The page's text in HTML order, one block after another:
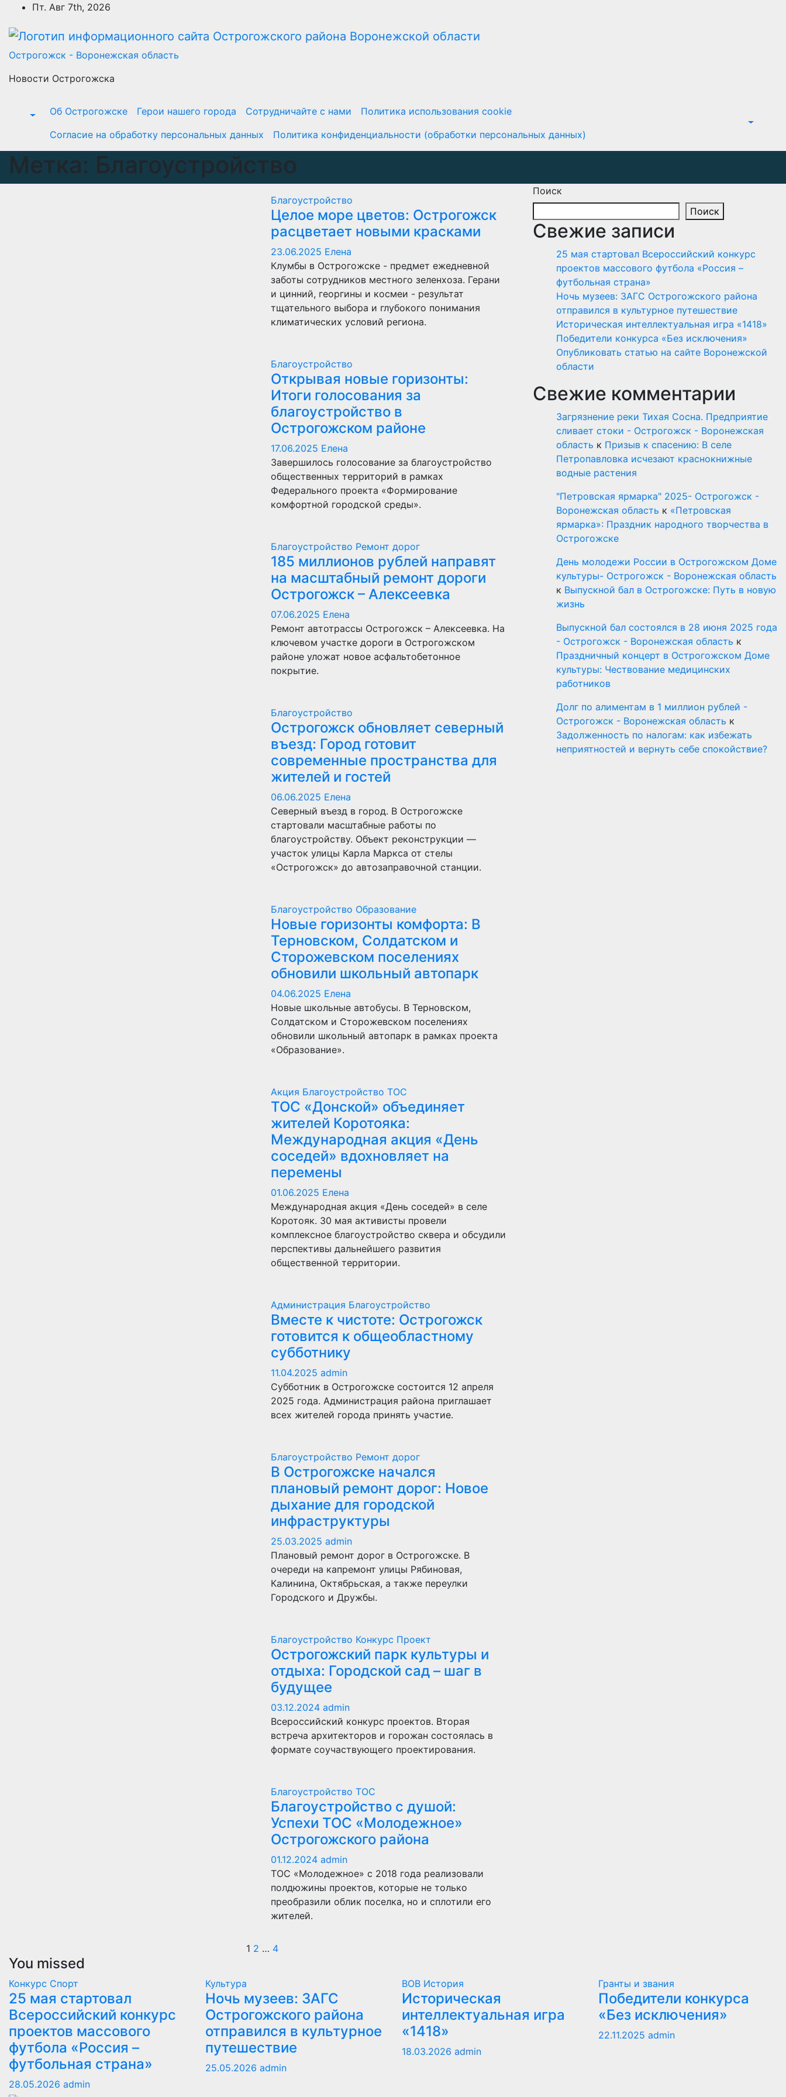
Перейти
содержимому
Пт. Авг 7th, 2026
Острогожск - Воронежская область
Новости Острогожска
Об Острогожске Герои нашего города Сотрудничайте с нами
Политика использования cookie
Согласие на обработку персональных данных
Политика конфиденциальности (обработки персональных данных)
Метка: Благоустройство
Благоустройство
Целое море цветов: Острогожск
расцветает новыми красками
23.06.2025 Елена
Клумбы в Острогожске - предмет ежедневной
заботы сотрудников местного зеленхоза. Герани
и цинний, георгины и космеи - результат
тщательного выбора и глубокого понимания
климатических условий региона.
Благоустройство
Открывая новые горизонты:
Итоги голосования за
благоустройство в
Острогожском районе
17.06.2025 Елена
Завершилось голосование за благоустройство
общественных территорий в рамках
Федерального проекта «Формирование
комфортной городской среды».
Благоустройство Ремонт дорог
185 миллионов рублей направят
на масштабный ремонт дороги
Острогожск – Алексеевка
07.06.2025 Елена
Ремонт автотрассы Острогожск – Алексеевка. На
ключевом участке дороги в Острогожском
районе уложат новое асфальтобетонное
покрытие.
Благоустройство
Острогожск обновляет северный
въезд: Город готовит
современные пространства для
жителей и гостей
06.06.2025 Елена
Северный въезд в город. В Острогожске
стартовали масштабные работы по
благоустройству. Объект реконструкции —
участок улицы Карла Маркса от стелы
«Острогожск» до автозаправочной станции.
Благоустройство Образование
Новые горизонты комфорта: В
Терновском, Солдатском и
Сторожевском поселениях
обновили школьный автопарк
04.06.2025 Елена
Новые школьные автобусы. В Терновском,
Солдатском и Сторожевском поселениях
обновили школьный автопарк в рамках проекта
«Образование».
Акция Благоустройство ТОС
ТОС «Донской» объединяет
жителей Коротояка:
Международная акция «День
соседей» вдохновляет на
перемены
01.06.2025 Елена
Международная акция «День соседей» в селе
Коротояк. 30 мая активисты провели
комплексное благоустройство сквера и обсудили
перспективы дальнейшего развития
общественной территории.
Администрация Благоустройство
Вместе к чистоте: Острогожск
готовится к общеобластному
субботнику
11.04.2025 admin
Субботник в Острогожске состоится 12 апреля
2025 года. Администрация района приглашает
всех жителей города принять участие.
Благоустройство Ремонт дорог
В Острогожске начался
плановый ремонт дорог: Новое
дыхание для городской
инфраструктуры
25.03.2025 admin
Плановый ремонт дорог в Острогожске. В
очереди на капремонт улицы Рябиновая,
Калинина, Октябрьская, а также переулки
Городского и Дружбы.
Благоустройство Конкурс Проект
Острогожский парк культуры и
отдыха: Городской сад – шаг в
будущее
03.12.2024 admin
Всероссийский конкурс проектов. Вторая
встреча архитекторов и горожан состоялась в
формате соучаствующего проектирования.
Благоустройство ТОС
Благоустройство с душой:
Успехи ТОС «Молодежное»
Острогожского района
01.12.2024 admin
ТОС «Молодежное» с 2018 года реализовали
полдюжины проектов, которые не только
преобразили облик поселка, но и сплотили его
жителей.
Пагинация
1 2 … 4
Поиск
Поиск
Свежие записи
25 мая стартовал Всероссийский конкурс
проектов массового футбола «Россия –
футбольная страна»
Ночь музеев: ЗАГС Острогожского района
отправился в культурное путешествие
Историческая интеллектуальная игра «1418»
Победители конкурса «Без исключения»
Опубликовать статью на сайте Воронежской
области
Свежие комментарии
Загрязнение реки Тихая Сосна. Предприятие
сливает стоки - Острогожск - Воронежская
область к Призыв к спасению: В селе
Петропавловка исчезают краснокнижные
водные растения
"Петровская ярмарка" 2025- Острогожск -
Воронежская область к «Петровская
ярмарка»: Праздник народного творчества в
Острогожске
День молодежи России в Острогожском Доме
культуры- Острогожск - Воронежская область
к Выпускной бал в Острогожске: Путь в новую
жизнь
Выпускной бал состоялся в 28 июня 2025 года
- Острогожск - Воронежская область к
Праздничный концерт в Острогожском Доме
культуры: Чествование медицинских
работников
Долг по алиментам в 1 миллион рублей -
Острогожск - Воронежская область к
Задолженность по налогам: как избежать
неприятностей и вернуть себе спокойствие?
You missed
Конкурс Спорт
25 мая стартовал
Всероссийский конкурс
проектов массового
футбола «Россия –
футбольная страна»
28.05.2026 admin
Культура
Ночь музеев: ЗАГС
Острогожского района
отправился в культурное
путешествие
25.05.2026 admin
ВОВ История
Историческая
интеллектуальная игра
«1418»
18.03.2026 admin
Гранты и звания
Победители конкурса
«Без исключения»
22.11.2025 admin